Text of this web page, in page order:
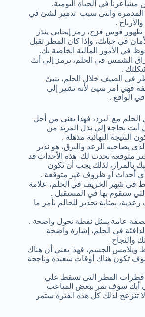
مشاعرنا في الحياة اليومية.
المدمرة والتي سبب تدمير لشئ في
.
ظهور قوس قزج، رمز إيجابي ينذر
في حياتك، وإذا كان المطر ثقيل
في الأمور المالية الخاصة بك.
الشمس في الحلم، يرمز إلي أنك
.
في الصيف خلال الحلم، ينبئ
فهي أمر سيئ لأنه تشير إلي
في الواقع .
الحلم مع البرد، فهذا يعني من أجل
أنت بحاجة إلي بذل المزيد من
النتيجة النهائية مذهلة .
يصاحبه الرعد والبرق، هو نذير
متوقعة تحدث لك هذه الأحداث قد
بالمرار، لذلك يجب أن تكون
أحداث او ظروف غير متوقعة .
في شهر الخريف في الحلم، علامة
ستقوم بها في المستقبل .
بمثابة تحذير للحالم بأمر ما
بصفة عامة يمثل نقطة تحول واضحة .
في الحلم، إشارة واضحة
والنجاح .
ويلامس الجسم، فهذا يعني أن هناك
تكون هناك أوقات سعيدة وناجحة
قطرات المطر التي تسقط علي
أنك سوف تمر ببعض المتاعب
تنزعج لذلك كل هذه الفترة ستمر